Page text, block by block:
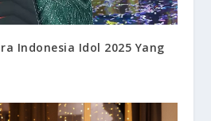
Indonesia Idol 2025 Yang